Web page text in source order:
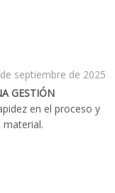
septiembre de 2025
GESTIÓN
en el proceso y
material.